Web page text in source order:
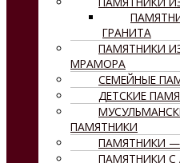
ГРАНИТА
ПАМЯТНИКИ
МРАМОРА
СЕМЕЙНЫЕ
ДЕТСКИЕ
ПАМЯТНИКИ
ПАМЯТНИКИ —
ПАМЯТНИКИ С